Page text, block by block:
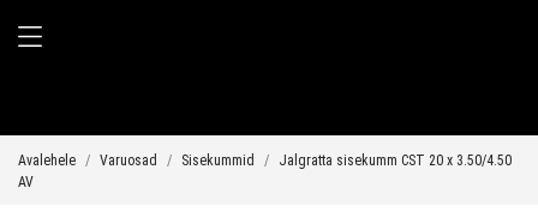
Avalehele Varuosad Sisekummid
Jalgratta sisekumm CST 20 x 3.50/4.50
AV